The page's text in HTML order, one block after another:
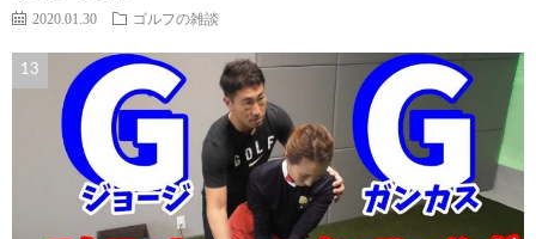
2020.01.30 ゴルフの雑談